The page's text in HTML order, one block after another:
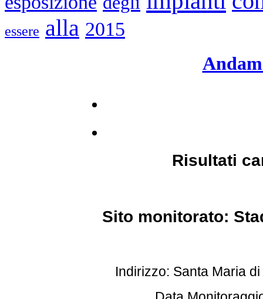
essere alla 2015
Risultati
Sito monitorato:
Indirizzo: Santa Maria